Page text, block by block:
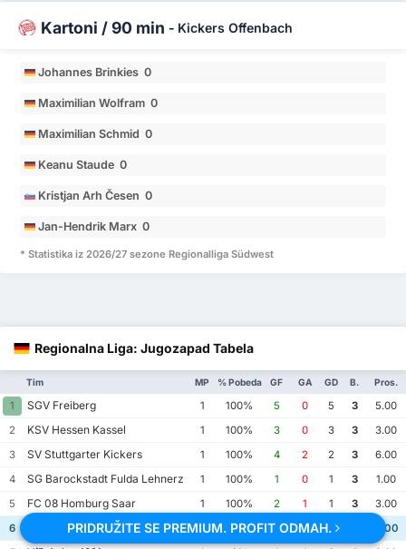
Kartoni / 90 min - Kickers Offenbach
Johannes Brinkies 0
Maximilian Wolfram 0
Maximilian Schmid 0
Keanu Staude 0
Kristjan Arh Česen 0
Jan-Hendrik Marx 0
* Statistika iz 2026/27 sezone Regionalliga Südwest
Regionalna Liga: Jugozapad Tabela
Tim MP % Pobeda GF GA GD B. Pros.
1 SGV Freiberg 1 100% 5 0 5 3
5.00
2
KSV Hessen Kassel 1 100% 3 0 3 3
3.00
3
SV Stuttgarter Kickers 1 100% 4 2 2 3
6.00
4
SG Barockstadt Fulda Lehnerz 1 100% 1 0 1 3
1.00
5
FC 08 Homburg Saar 1 100% 2 1 1 3
3.00
6
Offenbacher FC Kickers 1901 1 100% 2 1 1
3.00
PRIDRUŽITE SE PREMIUM. PROFIT ODMAH.